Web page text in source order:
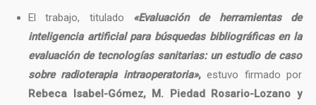
El trabajo, titulado «Evaluación de herramientas de
inteligencia artificial para búsquedas bibliográficas en la
evaluación de tecnologías sanitarias: un estudio de caso
sobre radioterapia intraoperatoria»,estuvo firmado por
Rebeca Isabel-Gómez, M. Piedad Rosario-Lozano y